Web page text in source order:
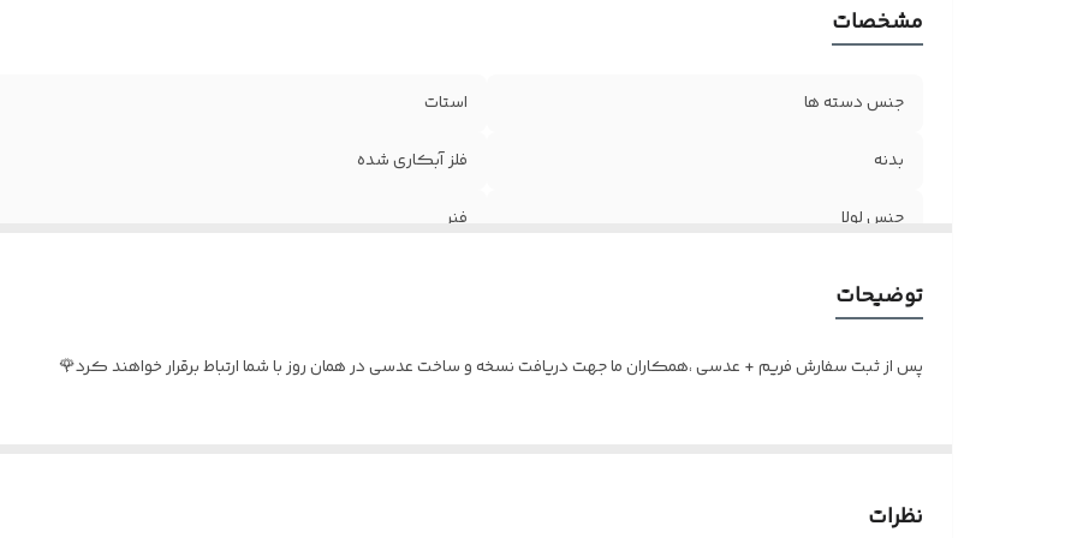
مشخصات
جنس دسته ها استات
بدنه فلز آبکاری شده
جنس لولا فنر
توضیحات
پس از ثبت سفارش فریم + عدسی ،همکاران ما جهت دریافت نسخه و ساخت عدسی در همان روز با شما ارتباط برقرار خواهند کرد🌹
نظرات